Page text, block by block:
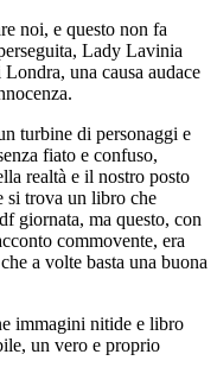
noi, e questo non fa
Lady Lavinia
una causa audace
turbine di personaggi e
fiato e confuso,
realtà e il nostro posto
si trova un libro che
giornata, ma questo, con
commovente, era
a volte basta una buona
immagini nitide e libro
un vero e proprio